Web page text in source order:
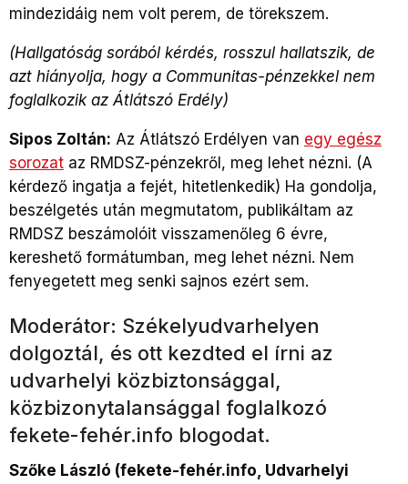
mindezidáig nem volt perem, de törekszem.
(Hallgatóság sorából kérdés, rosszul hallatszik, de
azt hiányolja, hogy a Communitas-pénzekkel nem
foglalkozik az Átlátszó Erdély)
Sipos Zoltán: Az Átlátszó Erdélyen van egy egész
sorozat az RMDSZ-pénzekről, meg lehet nézni. (A
kérdező ingatja a fejét, hitetlenkedik) Ha gondolja,
beszélgetés után megmutatom, publikáltam az
RMDSZ beszámolóit visszamenőleg 6 évre,
kereshető formátumban, meg lehet nézni. Nem
fenyegetett meg senki sajnos ezért sem.
Moderátor: Székelyudvarhelyen
dolgoztál, és ott kezdted el írni az
udvarhelyi közbiztonsággal,
közbizonytalansággal foglalkozó
fekete-fehér.info blogodat.
Szőke László (fekete-fehér.info, Udvarhelyi